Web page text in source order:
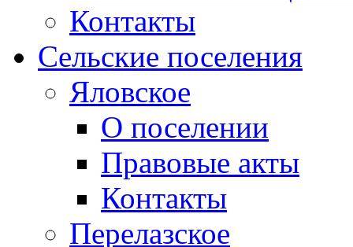
Контакты
Сельские поселения
Яловское
О поселении
Правовые акты
Контакты
Перелазское